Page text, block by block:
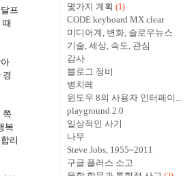
프
때
경
쪽
복
리
몇가지 계획 (1)
CODE keyboard MX clear
미디어계, 변화, 슬로우뉴스
기술, 세상, 속도, 관심
감사
블로그 정비
병치레
윈도우 8의 사용자 인터페이...
playground 2.0
일상적인 사기
나무
Steve Jobs, 1955~2011
구글 플러스 소고